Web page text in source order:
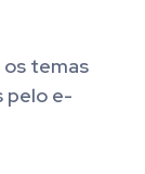
os temas
pelo e-